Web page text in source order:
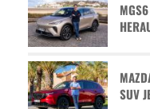
SUV